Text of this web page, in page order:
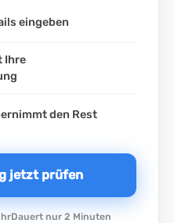
eingeben
Ihre
den Rest
jetzt prüfen
Dauert nur 2 Minuten